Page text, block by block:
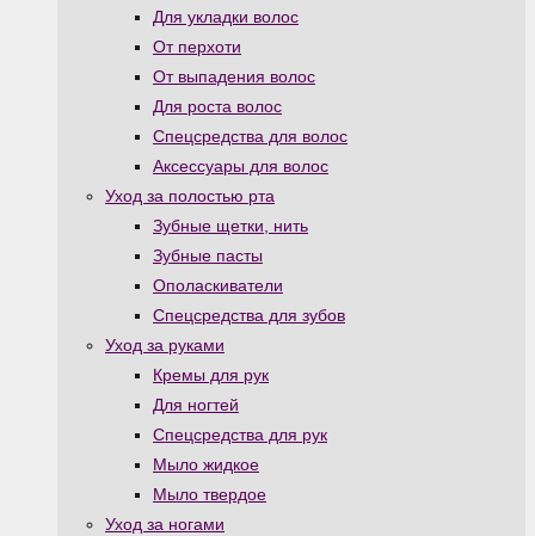
Для укладки волос
От перхоти
От выпадения волос
Для роста волос
Спецсредства для волос
Аксессуары для волос
Уход за полостью рта
Зубные щетки, нить
Зубные пасты
Ополаскиватели
Спецсредства для зубов
Уход за руками
Кремы для рук
Для ногтей
Спецсредства для рук
Мыло жидкое
Мыло твердое
Уход за ногами